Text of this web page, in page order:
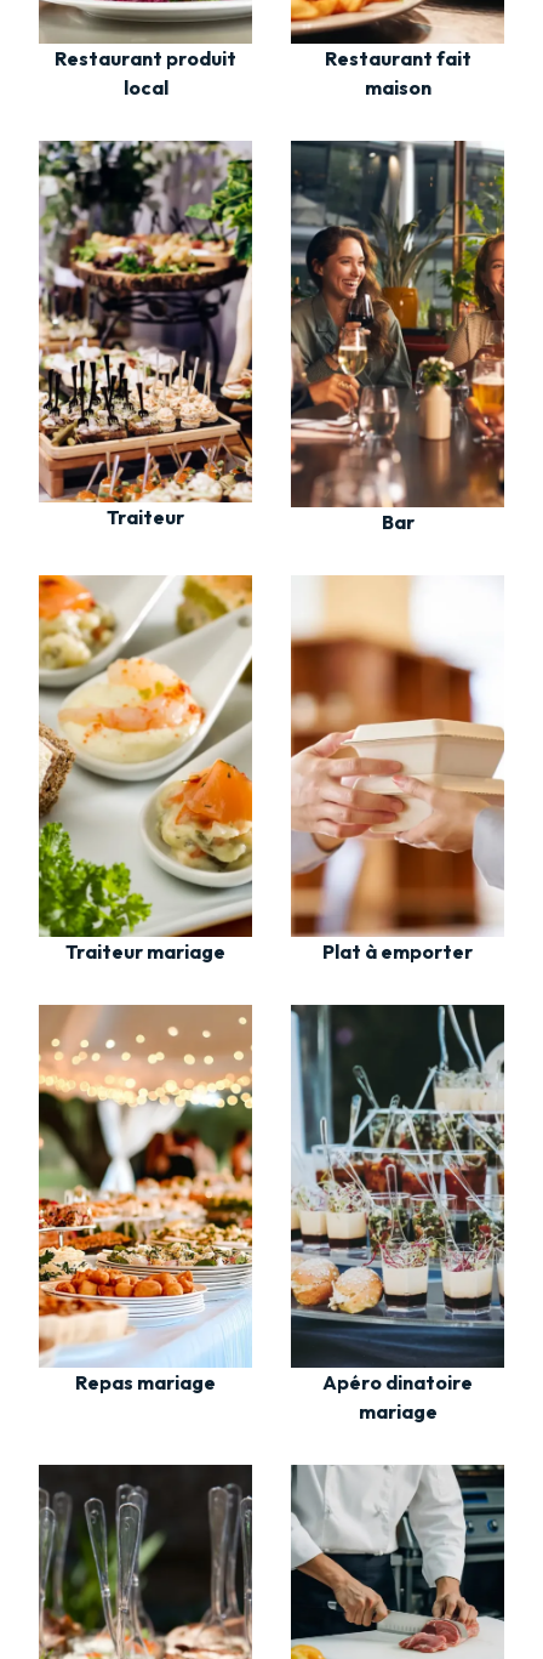
Restaurant produit
local
Restaurant fait
maison
Traiteur Bar
Traiteur mariage Plat à emporter
Repas mariage
Apéro dinatoire
mariage